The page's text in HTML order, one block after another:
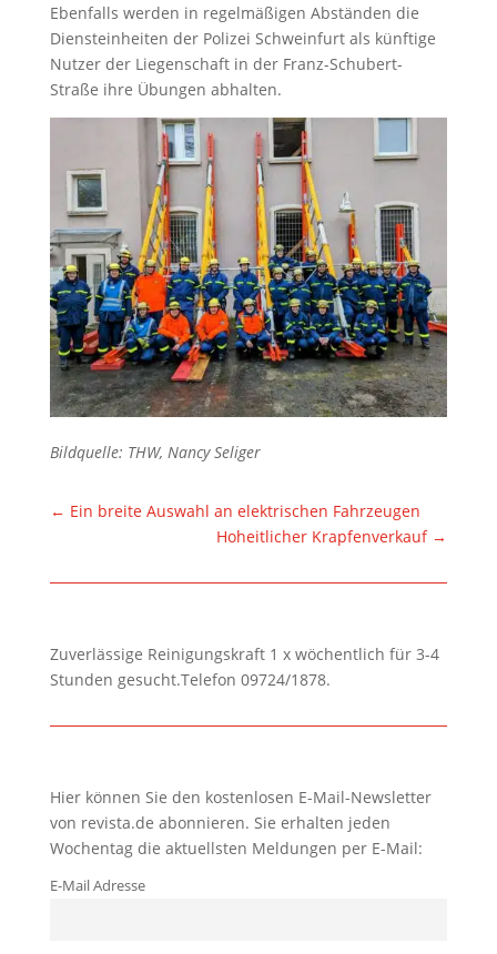
Ebenfalls werden in regelmäßigen Abständen die
Diensteinheiten der Polizei Schweinfurt als künftige
Nutzer der Liegenschaft in der Franz-Schubert-
Straße ihre Übungen abhalten.
Bildquelle: THW, Nancy Seliger
← Ein breite Auswahl an elektrischen Fahrzeugen
Hoheitlicher Krapfenverkauf→
Zuverlässige Reinigungskraft 1 x wöchentlich für 3-4
Stunden gesucht.Telefon 09724/1878.
Hier können Sie den kostenlosen E-Mail-Newsletter
von revista.de abonnieren. Sie erhalten jeden
Wochentag die aktuellsten Meldungen per E-Mail:
E-Mail Adresse